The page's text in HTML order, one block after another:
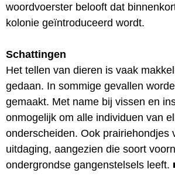
woordvoerster belooft dat
kolonie geïntroduceerd wordt.
Schattingen
Het tellen van dieren is vaak
gedaan. In sommige gevallen
gemaakt. Met name bij vissen en
onmogelijk om alle individuen van
onderscheiden. Ook prairiehondjes
uitdaging, aangezien die soort
ondergrondse gangenstelsels leeft.